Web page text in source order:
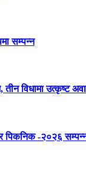
सम्पन्न
विधामा उत्कृष्ट
पिकनिक -२०२६